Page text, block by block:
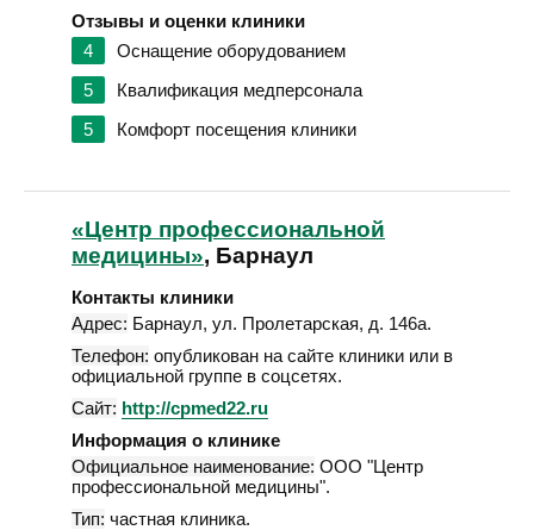
Отзывы и оценки клиники
4
Оснащение оборудованием
5
Квалификация медперсонала
5
Комфорт посещения клиники
«Центр профессиональной
медицины», Барнаул
Контакты клиники
Адрес: Барнаул, ул. Пролетарская, д. 146а.
Телефон: опубликован на сайте клиники или в
официальной группе в соцсетях.
Сайт: http://cpmed22.ru
Информация о клинике
Официальное наименование: ООО "Центр
профессиональной медицины".
Тип: частная клиника.